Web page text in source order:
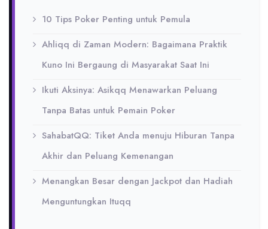
10 Tips Poker Penting untuk Pemula
Ahliqq di Zaman Modern: Bagaimana Praktik
Kuno Ini Bergaung di Masyarakat Saat Ini
Ikuti Aksinya: Asikqq Menawarkan Peluang
Tanpa Batas untuk Pemain Poker
SahabatQQ: Tiket Anda menuju Hiburan Tanpa
Akhir dan Peluang Kemenangan
Menangkan Besar dengan Jackpot dan Hadiah
Menguntungkan Ituqq